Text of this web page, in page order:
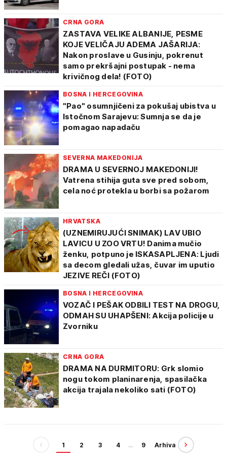
CRNA GORA
ZASTAVA VELIKE ALBANIJE, PESME
KOJE VELIČAJU ADEMA JAŠARIJA:
Nakon proslave u Gusinju, pokrenut
samo prekršajni postupak - nema
krivičnog dela! (FOTO)
BOSNA I HERCEGOVINA
"Pao" osumnjičeni za pokušaj ubistva u
Istočnom Sarajevu: Sumnja se da je
pomagao napadaču
SEVERNA MAKEDONIJA
DRAMA U SEVERNOJ MAKEDONIJI!
Vatrena stihija guta sve pred sobom,
cela noć protekla u borbi sa požarom
HRVATSKA
(UZNEMIRUJUĆI SNIMAK) LAV UBIO
LAVICU U ZOO VRTU! Danima mučio
ženku, potpuno je ISKASAPLJENA: Ljudi
sa decom gledali užas, čuvar im uputio
JEZIVE REČI (FOTO)
BOSNA I HERCEGOVINA
VOZAČ I PEŠAK ODBILI TEST NA DROGU,
ODMAH SU UHAPŠENI: Akcija policije u
Zvorniku
CRNA GORA
DRAMA NA DURMITORU: Grk slomio
nogu tokom planinarenja, spasilačka
akcija trajala nekoliko sati (FOTO)
1 2 3 4 … 9 Arhiva